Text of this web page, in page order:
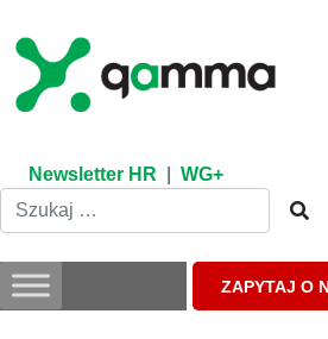
content
Newsletter HR WG+
ZAPYTAJ O